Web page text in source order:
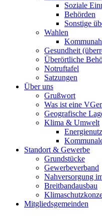
Soziale
Behörden
Sonstige
Wahlen
Gesundheit
Überörtliche
Notruftafel
Satzungen
Über uns
Grußwort
Was ist eine
Geografische
Klima & Umwelt
Standort & Gewerbe
Grundstücke
Gewerbeverband
Nahversorgung
Breitbandausbau
Mitgliedsgemeinden